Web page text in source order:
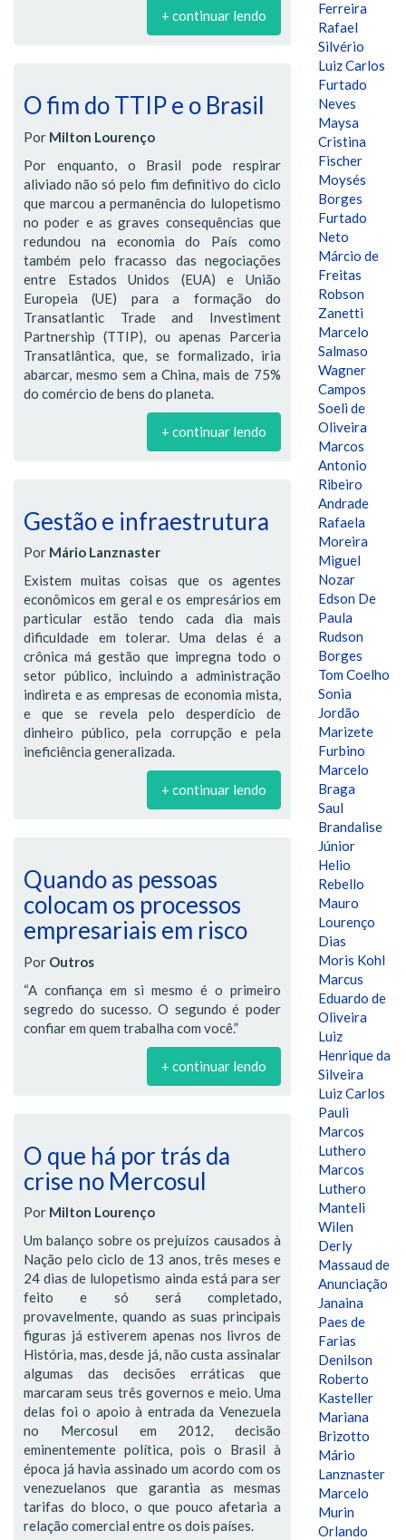
+ continuar lendo
O fim do TTIP e o Brasil
Por Milton Lourenço
Por enquanto, o Brasil pode respirar
aliviado não só pelo fim definitivo do ciclo
que marcou a permanência do lulopetismo
no poder e as graves consequências que
redundou na economia do País como
também pelo fracasso das negociações
entre Estados Unidos (EUA) e União
Europeia (UE) para a formação do
Transatlantic Trade and Investiment
Partnership (TTIP), ou apenas Parceria
Transatlântica, que, se formalizado, iria
abarcar, mesmo sem a China, mais de 75%
do comércio de bens do planeta.
+ continuar lendo
Gestão e infraestrutura
Por Mário Lanznaster
Existem muitas coisas que os agentes
econômicos em geral e os empresários em
particular estão tendo cada dia mais
dificuldade em tolerar. Uma delas é a
crônica má gestão que impregna todo o
setor público, incluindo a administração
indireta e as empresas de economia mista,
e que se revela pelo desperdício de
dinheiro público, pela corrupção e pela
ineficiência generalizada.
+ continuar lendo
Quando as pessoas
colocam os processos
empresariais em risco
Por Outros
“A confiança em si mesmo é o primeiro
segredo do sucesso. O segundo é poder
confiar em quem trabalha com você.”
+ continuar lendo
O que há por trás da
crise no Mercosul
Por Milton Lourenço
Um balanço sobre os prejuízos causados à
Nação pelo ciclo de 13 anos, três meses e
24 dias de lulopetismo ainda está para ser
feito e só será completado,
provavelmente, quando as suas principais
figuras já estiverem apenas nos livros de
História, mas, desde já, não custa assinalar
algumas das decisões erráticas que
marcaram seus três governos e meio. Uma
delas foi o apoio à entrada da Venezuela
no Mercosul em 2012, decisão
eminentemente política, pois o Brasil à
época já havia assinado um acordo com os
venezuelanos que garantia as mesmas
tarifas do bloco, o que pouco afetaria a
relação comercial entre os dois países.
Ferreira
Rafael
Silvério
Luiz Carlos
Furtado
Neves
Maysa
Cristina
Fischer
Moysés
Borges
Furtado
Neto
Márcio de
Freitas
Robson
Zanetti
Marcelo
Salmaso
Wagner
Campos
Soeli de
Oliveira
Marcos
Antonio
Ribeiro
Andrade
Rafaela
Moreira
Miguel
Nozar
Edson De
Paula
Rudson
Borges
Tom Coelho
Sonia
Jordão
Marizete
Furbino
Marcelo
Braga
Saul
Brandalise
Júnior
Helio
Rebello
Mauro
Lourenço
Dias
Moris Kohl
Marcus
Eduardo de
Oliveira
Luiz
Henrique da
Silveira
Luiz Carlos
Pauli
Marcos
Luthero
Marcos
Luthero
Manteli
Wilen
Derly
Massaud de
Anunciação
Janaina
Paes de
Farias
Denilson
Roberto
Kasteller
Mariana
Brizotto
Mário
Lanznaster
Marcelo
Murin
Orlando